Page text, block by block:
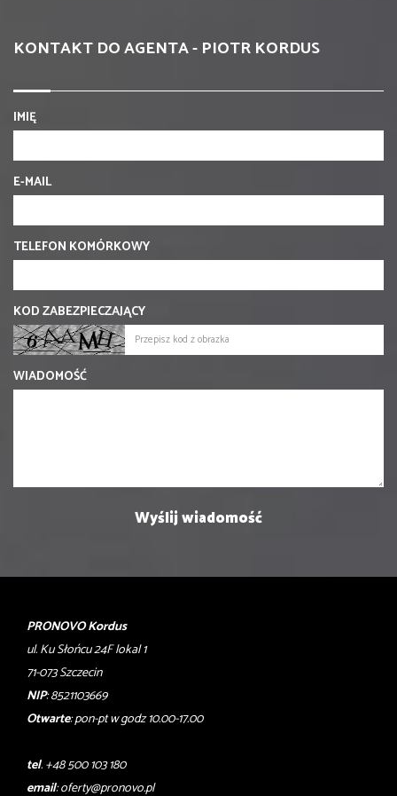
KONTAKT DO AGENTA - PIOTR KORDUS
IMIĘ
E-MAIL
TELEFON KOMÓRKOWY
KOD ZABEZPIECZAJĄCY
WIADOMOŚĆ
PRONOVO Kordus
ul. Ku Słońcu 24F lokal 1
71-073 Szczecin
NIP: 8521103669
Otwarte: pon-pt w godz 10.00-17.00
tel. +48 500 103 180
email:oferty@pronovo.pl